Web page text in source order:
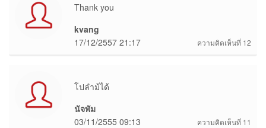
Thank you
kvang
ความคิดเห็นที่ 12
17/12/2557 21:17
โปลำม้ได้
นัจพัม
ความคิดเห็นที่ 11
03/11/2555 09:13